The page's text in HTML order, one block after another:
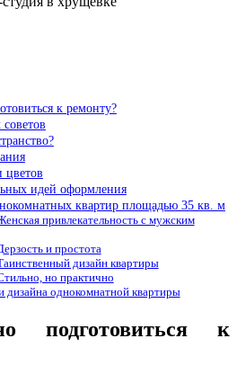
к ремонту?
цветов
идей оформления
квартир площадью 35 кв. м
привлекательность с мужским
и простота
дизайн квартиры
но практично
дизайна однокомнатной квартиры
подготовиться к